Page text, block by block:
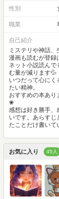
性別
職業
自己紹介
ミステリや神話、
漫画も読むが登録
ネット小説読んで
む量が減ります💦
いつだって心にく
たい精神。
おすすめの本あり
❀
感想は好き勝手、
いです。あらすじ
たことだけ書いて
お気に入り 45人